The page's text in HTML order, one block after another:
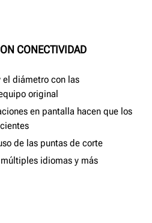
CONECTIVIDAD
el diámetro con las
original
en pantalla hacen que los
de las puntas de corte
idiomas y más